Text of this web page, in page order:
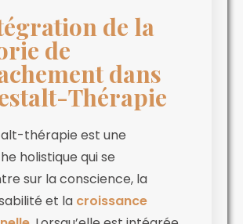
de la
de
dans
Thérapie
thérapie est une
holistique qui se
sur la conscience, la
et la croissance